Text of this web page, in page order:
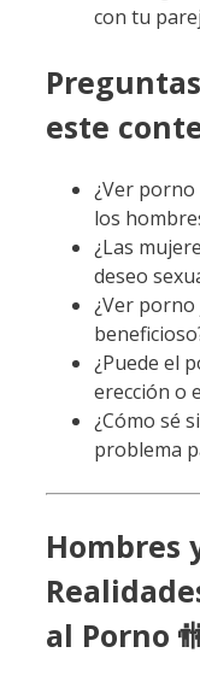
con tu
este
¿Ver porno
los
¿Las
deseo
¿Ver
¿Puede el
erección o
¿Cómo sé
problema
Hombres
al Porno